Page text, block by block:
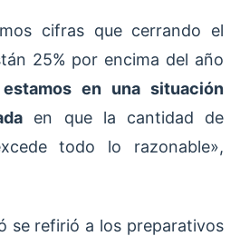
cifras que cerrando el
25% por encima del año
estamos en una situación
en que la cantidad de
todo lo razonable»,
se refirió a los preparativos